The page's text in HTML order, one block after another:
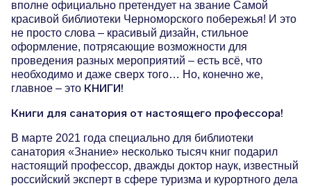
вполне официально претендует на звание Самой
красивой библиотеки Черноморского побережья! И это
не просто слова – красивый дизайн, стильное
оформление, потрясающие возможности для
проведения разных мероприятий – есть всё, что
необходимо и даже сверх того… Но, конечно же,
главное – это КНИГИ!
Книги для санатория от настоящего профессора!
В марте 2021 года специально для библиотеки
санатория «Знание» несколько тысяч книг подарил
настоящий профессор, дважды доктор наук, известный
российский эксперт в сфере туризма и курортного дела
Косметология
Цены
Врачи
Мацеста
Акции
Санаторий